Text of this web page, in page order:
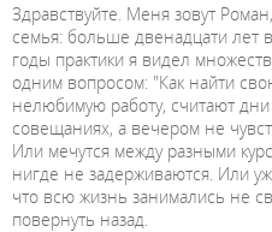
Здравствуйте. Меня зовут
семья: больше двенадцати лет
годы практики я видел
одним вопросом: "Как найти
нелюбимую работу, считают дни
совещаниях, а вечером не
Или мечутся между разными
нигде не задерживаются. Или
что всю жизнь занимались не
повернуть назад.